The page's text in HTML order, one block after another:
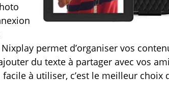
permet d’organiser vos
du texte à partager avec vos
à utiliser, c’est le meilleur choix